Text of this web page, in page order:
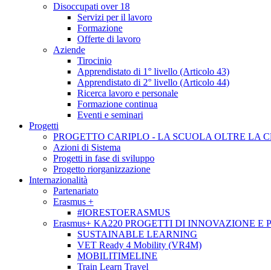
Disoccupati over 18
Servizi per il lavoro
Formazione
Offerte di lavoro
Aziende
Tirocinio
Apprendistato di 1° livello (Articolo 43)
Apprendistato di 2° livello (Articolo 44)
Ricerca lavoro e personale
Formazione continua
Eventi e seminari
Progetti
PROGETTO CARIPLO - LA SCUOLA OLTRE LA
Azioni di Sistema
Progetti in fase di sviluppo
Progetto riorganizzazione
Internazionalità
Partenariato
Erasmus +
#IORESTOERASMUS
Erasmus+ KA220 PROGETTI DI INNOVAZIONE E
SUSTAINABLE LEARNING
VET Ready 4 Mobility (VR4M)
MOBILITIMELINE
Train Learn Travel